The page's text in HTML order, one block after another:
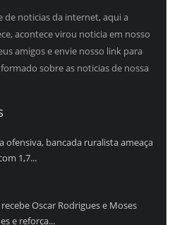
de noticias da internet, aqui a
acontece virou noticia em nosso
amigos e envie nosso link para
sobre as noticias de nossa
ofensiva, bancada ruralista ameaça
1,7...
Oscar Rodrigues e Moses
e reforça...